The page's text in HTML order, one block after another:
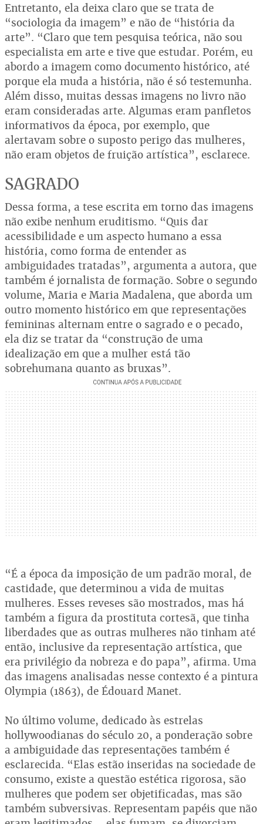
Entretanto, ela deixa claro que se trata de
“sociologia da imagem” e não de “história da
arte”. “Claro que tem pesquisa teórica, não sou
especialista em arte e tive que estudar. Porém, eu
abordo a imagem como documento histórico, até
porque ela muda a história, não é só testemunha.
Além disso, muitas dessas imagens no livro não
eram consideradas arte. Algumas eram panfletos
informativos da época, por exemplo, que
alertavam sobre o suposto perigo das mulheres,
não eram objetos de fruição artística”, esclarece.
SAGRADO
Dessa forma, a tese escrita em torno das imagens
não exibe nenhum eruditismo. “Quis dar
acessibilidade e um aspecto humano a essa
história, como forma de entender as
ambiguidades tratadas”, argumenta a autora, que
também é jornalista de formação. Sobre o segundo
volume, Maria e Maria Madalena, que aborda um
outro momento histórico em que representações
femininas alternam entre o sagrado e o pecado,
ela diz se tratar da “construção de uma
idealização em que a mulher está tão
sobrehumana quanto as bruxas”.
“É a época da imposição de um padrão moral, de
castidade, que determinou a vida de muitas
mulheres. Esses reveses são mostrados, mas há
também a figura da prostituta cortesã, que tinha
liberdades que as outras mulheres não tinham até
então, inclusive da representação artística, que
era privilégio da nobreza e do papa”, afirma. Uma
das imagens analisadas nesse contexto é a pintura
Olympia (1863), de Édouard Manet.
No último volume, dedicado às estrelas
hollywoodianas do século 20, a ponderação sobre
a ambiguidade das representações também é
esclarecida. “Elas estão inseridas na sociedade de
consumo, existe a questão estética rigorosa, são
mulheres que podem ser objetificadas, mas são
também subversivas. Representam papéis que não